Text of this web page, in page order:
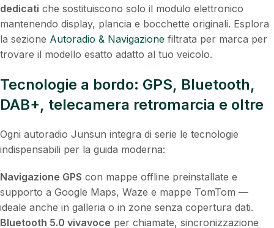
dedicati che sostituiscono solo il modulo elettronico
mantenendo display, plancia e bocchette originali. Esplora
la sezione Autoradio & Navigazione filtrata per marca per
trovare il modello esatto adatto al tuo veicolo.
Tecnologie a bordo: GPS, Bluetooth,
DAB+, telecamera retromarcia e oltre
Ogni autoradio Junsun integra di serie le tecnologie
indispensabili per la guida moderna:
Navigazione GPS con mappe offline preinstallate e
supporto a Google Maps, Waze e mappe TomTom —
ideale anche in galleria o in zone senza copertura dati.
Bluetooth 5.0 vivavoce per chiamate, sincronizzazione